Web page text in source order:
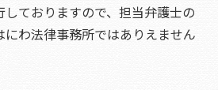
ておりますので、担当弁護士の
わ法律事務所ではありえません